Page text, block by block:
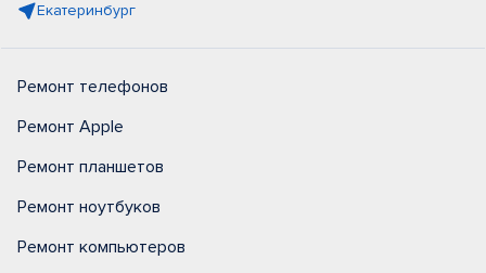
Екатеринбург
Ремонт телефонов
Ремонт Apple
Ремонт планшетов
Ремонт ноутбуков
Ремонт компьютеров